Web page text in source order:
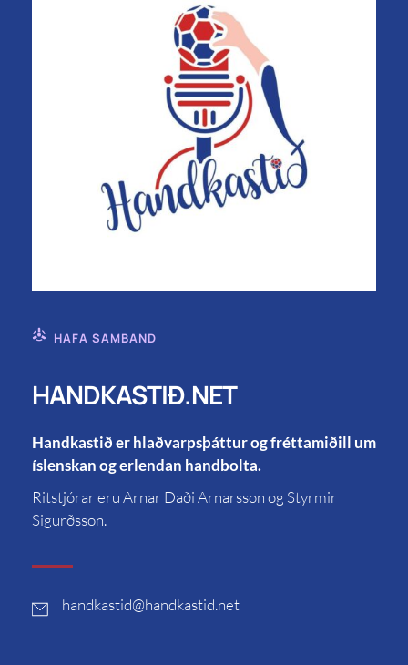
HAFA SAMBAND
HANDKASTIÐ.NET
Handkastið er hlaðvarpsþáttur og fréttamiðill um
íslenskan og erlendan handbolta.
Ritstjórar eru Arnar Daði Arnarsson og Styrmir
Sigurðsson.
handkastid@handkastid.net